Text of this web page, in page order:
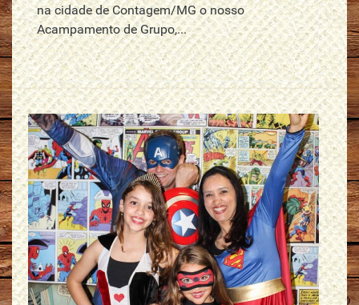
na cidade de Contagem/MG o nosso
Acampamento de Grupo,...